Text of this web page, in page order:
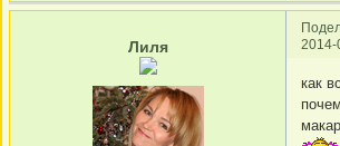
2014-
Лиля
как